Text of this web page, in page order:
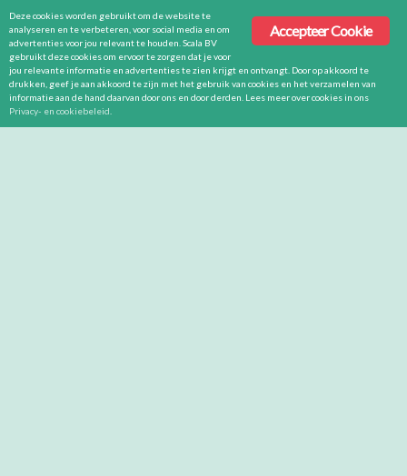
Accepteer Cookie
Deze cookies worden gebruikt om de website te
analyseren en te verbeteren, voor social media en om
advertenties voor jou relevant te houden. Scala BV
gebruikt deze cookies om ervoor te zorgen dat je voor
jou relevante informatie en advertenties te zien krijgt en ontvangt. Door op akkoord te
drukken, geef je aan akkoord te zijn met het gebruik van cookies en het verzamelen van
informatie aan de hand daarvan door ons en door derden. Lees meer over cookies in ons
Privacy- en cookiebeleid